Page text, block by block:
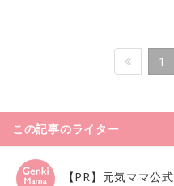
1
この記事のライター
【PR】元気ママ公式